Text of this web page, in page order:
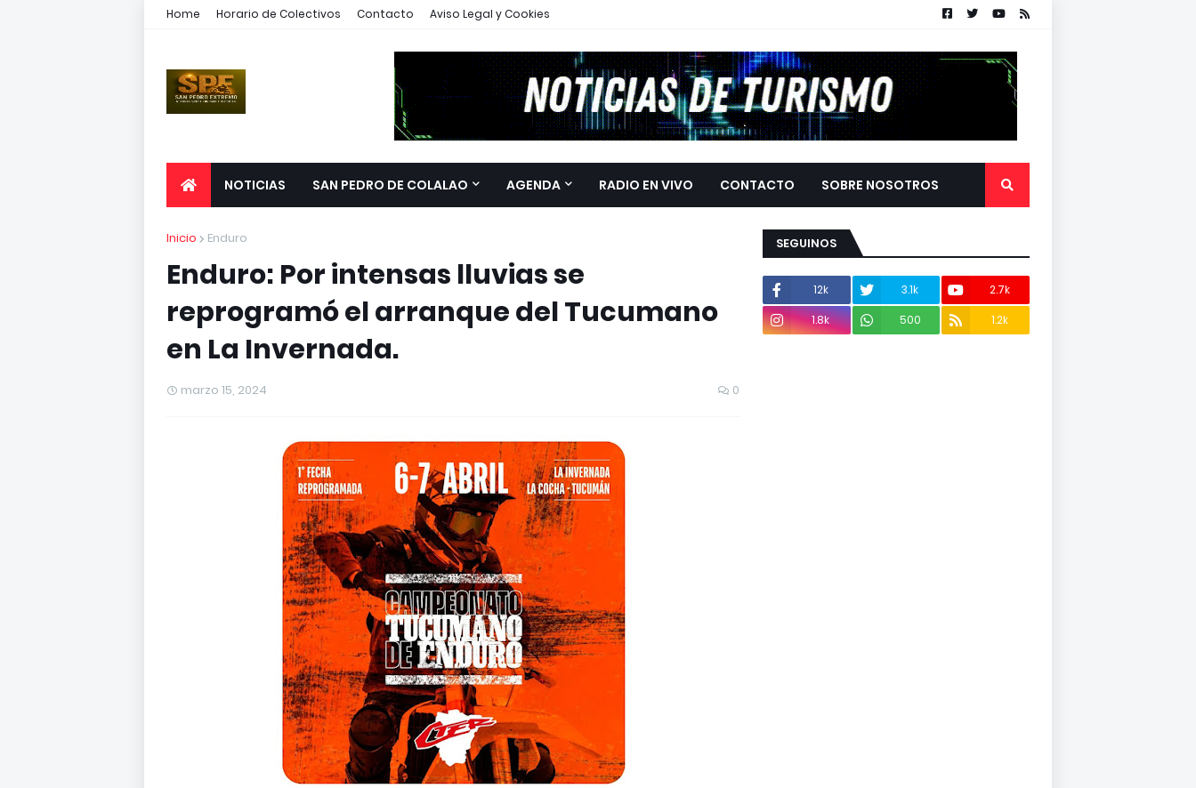
Home Horario de Colectivos Contacto Aviso Legal y Cookies
NOTICIAS SAN PEDRO DE COLALAO AGENDA RADIO EN VIVO CONTACTO SOBRE NOSOTROS
Inicio Enduro
Enduro: Por intensas lluvias se
reprogramó el arranque del Tucumano
en La Invernada.
marzo 15, 2024 0
SEGUINOS
12k 3.1k
2.7k
1.8k
500 1.2k